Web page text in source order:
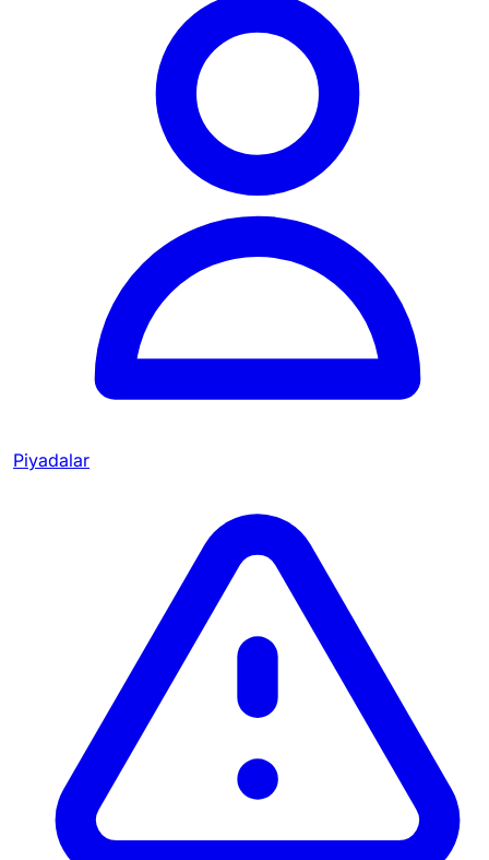
Piyadalar